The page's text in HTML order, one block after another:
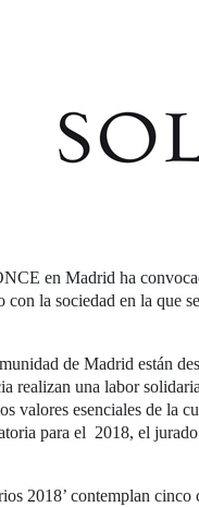
en Madrid ha
la sociedad en la que
de Madrid están
realizan una labor
valores esenciales de
para el 2018, el
2018’ contemplan cinco